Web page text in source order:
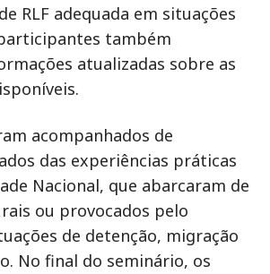
RLF adequada em situações
também
atualizadas sobre as
acompanhados de
das experiências práticas
Nacional, que abarcaram de
ou provocados pelo
de detenção, migração
No final do seminário, os